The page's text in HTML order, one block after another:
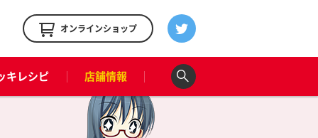
オンラインショップ
キレシピ 店舗情報